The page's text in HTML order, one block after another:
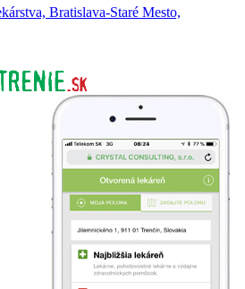
Bratislava-Staré Mesto,